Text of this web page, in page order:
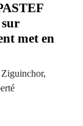
sur
met en